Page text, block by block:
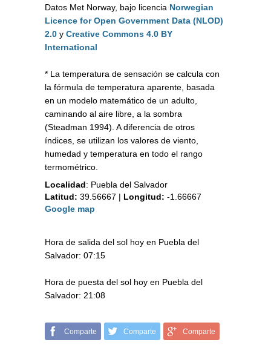
Datos Met Norway, bajo licencia Norwegian
Licence for Open Government Data (NLOD)
2.0 y Creative Commons 4.0 BY
International
* La temperatura de sensación se calcula con
la fórmula de temperatura aparente, basada
en un modelo matemático de un adulto,
caminando al aire libre, a la sombra
(Steadman 1994). A diferencia de otros
índices, se utilizan los valores de viento,
humedad y temperatura en todo el rango
termométrico.
Localidad: Puebla del Salvador
Latitud: 39.56667 | Longitud: -1.66667
Google map
Hora de salida del sol hoy en Puebla del
Salvador: 07:15
Hora de puesta del sol hoy en Puebla del
Salvador: 21:08
Comparte Comparte Comparte